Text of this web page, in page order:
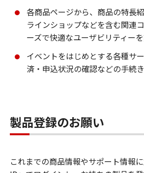
各商品ページから、商品の特長
ラインショップなどを含む関連
ーズで快適なユーザビリティー
イベントをはじめとする各種サ
済・申込状況の確認などの手続
製品登録のお願い
これまでの商品情報やサポート情報